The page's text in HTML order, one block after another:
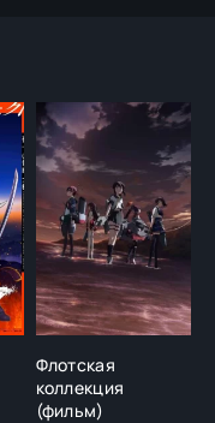
Флотская
коллекция
(фильм)